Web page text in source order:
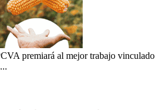
premiará al mejor trabajo vinculado